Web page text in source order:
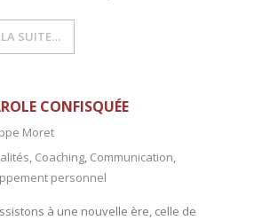
LA SUITE…
CONFISQUÉE
Moret
, Coaching, Communication,
personnel
à une nouvelle ère, celle de